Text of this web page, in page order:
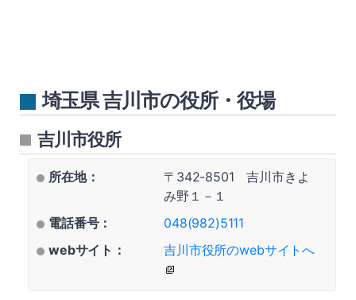
埼玉県 吉川市の役所・役場
吉川市役所
所在地：
〒342-8501 吉川市きよ
み野１－１
電話番号：
048(982)5111
webサイト：
吉川市役所のwebサイトへ